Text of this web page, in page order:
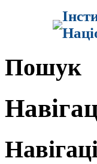
Пошук